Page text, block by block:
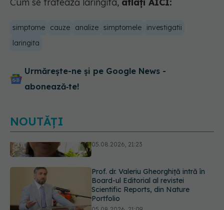
Cum se tratează laringita, aflați AICI:
simptome cauze analize simptomele
investigatii
laringita
Urmărește-ne și pe Google News -
abonează‑te!
NOUTĂȚI
Scientific Reports, din Nature
Portfolio
05.08.2026, 21:09